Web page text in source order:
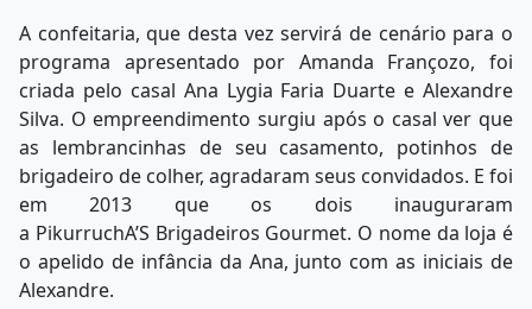
A confeitaria, que desta vez servirá de cenário para o
programa apresentado por Amanda Françozo, foi
criada pelo casal Ana Lygia Faria Duarte e Alexandre
Silva. O empreendimento surgiu após o casal ver que
as lembrancinhas de seu casamento, potinhos de
brigadeiro de colher, agradaram seus convidados. E foi
em 2013 que os dois inauguraram
a PikurruchA’S Brigadeiros Gourmet. O nome da loja é
o apelido de infância da Ana, junto com as iniciais de
Alexandre.